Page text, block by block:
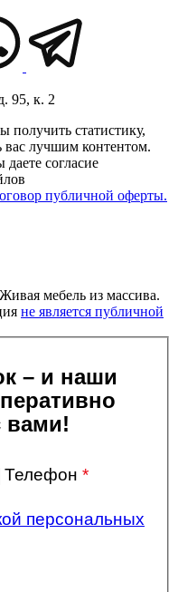
95, к. 2
статистику,
вас лучшим контентом.
согласие
публичной оферты.
мебель из массива.
не является публичной
– и наши
вами!
Телефон *
персональных